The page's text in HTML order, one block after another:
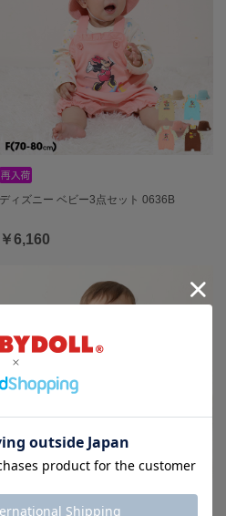
ディズニー ベビー3点セット 0636B
￥6,160